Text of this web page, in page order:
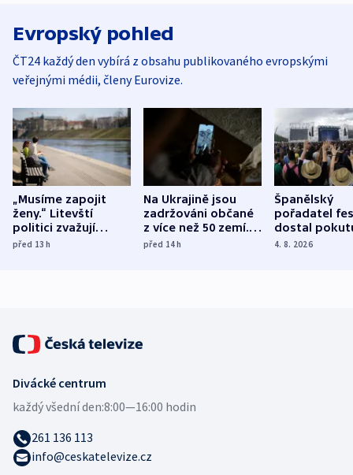
Evropský pohled
ČT24 každý den vybírá z obsahu publikovaného evropskými
veřejnými médii, členy Eurovize.
„Musíme zapojit
ženy.“ Litevští
politici zvažují
dohodu o
před 13h
Na Ukrajině jsou
zadržováni občané
z více než 50 zemí.
Bojovali na straně
před 14h
Španělský
pořadatel
dostal
nekalé
4. 8. 2026
Divácké centrum
každý všední den:8:00—16:00 hodin
261 136 113
info@ceskatelevize.cz